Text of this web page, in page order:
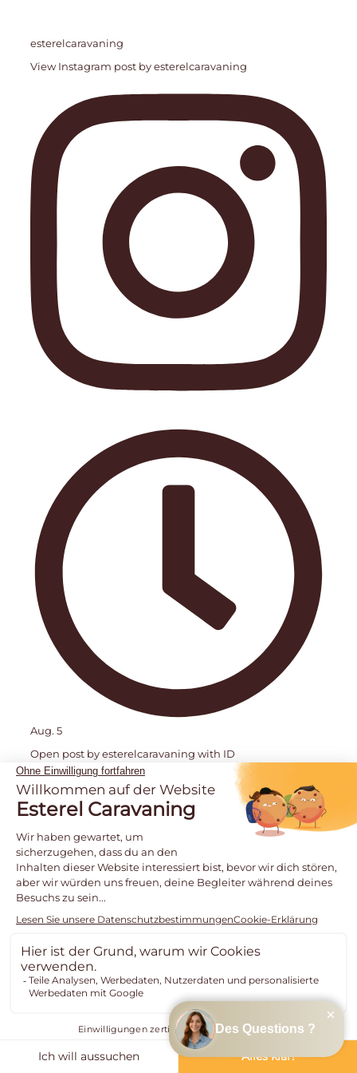
esterelcaravaning
View Instagram post by esterelcaravaning
Aug. 5
Open post by esterelcaravaning with ID
18113209156758391